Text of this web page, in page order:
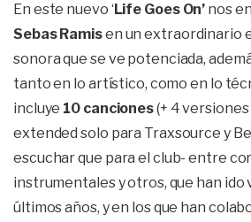
En este nuevo ‘Life Goes On’ nos
Sebas Ramisen un extraordinario
sonora que se ve potenciada,
tanto en lo artístico, como en lo
incluye 10 canciones(+ 4
extended solo para Traxsource y
escuchar que para el club- entre
instrumentales y otros, que han ido
últimos años, y en los que han